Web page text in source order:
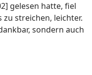
gelesen hatte, fiel
streichen, leichter.
sondern auch